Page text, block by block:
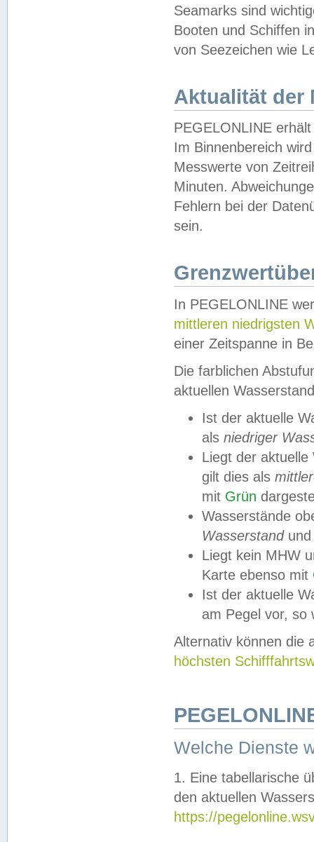
Seamarks sind
Booten und Schiffen
von Seezeichen wie
Aktualität der
PEGELONLINE
Im Binnenbereich
Messwerte von
Minuten.
Fehlern bei der
sein.
In PEGELONLINE
mittleren niedrigsten
einer Zeitspanne in
Die farblichen
aktuellen
Ist der aktuelle
als niedriger
Liegt der
gilt dies als
mit Grün
Wasserstände
Wasserstandund
Liegt kein MHW
Karte ebenso mit
Ist der aktuelle
am Pegel vor,
Alternativ können die
höchsten
Welche Dienste
1. Eine tabellarische
den aktuellen
https://